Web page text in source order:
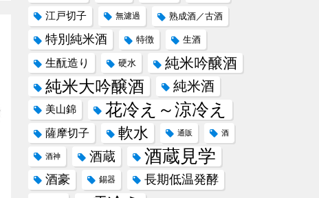
江戸切子 無濾過 熟成酒／古酒
特別純米酒 特徴 生酒
生酛造り 硬水 純米吟醸酒
純米大吟醸酒 純米酒
美山錦 花冷え～涼冷え
薩摩切子 軟水 通販 酒
酒神 酒蔵 酒蔵見学
酒豪 錫器 長期低温発酵